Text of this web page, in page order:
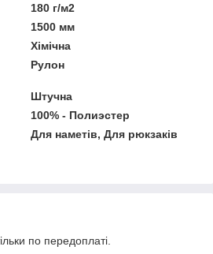
180 г/м2
1500 мм
Хімічна
Рулон
Штучна
100% - Полиэстер
Для наметів, Для рюкзаків
по передоплаті.